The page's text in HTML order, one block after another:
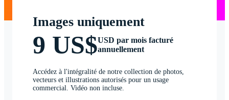
Images uniquement
9 US$USD par mois facturé
annuellement
Accédez à l'intégralité de notre collection de photos,
vecteurs et illustrations autorisés pour un usage
commercial. Vidéo non incluse.